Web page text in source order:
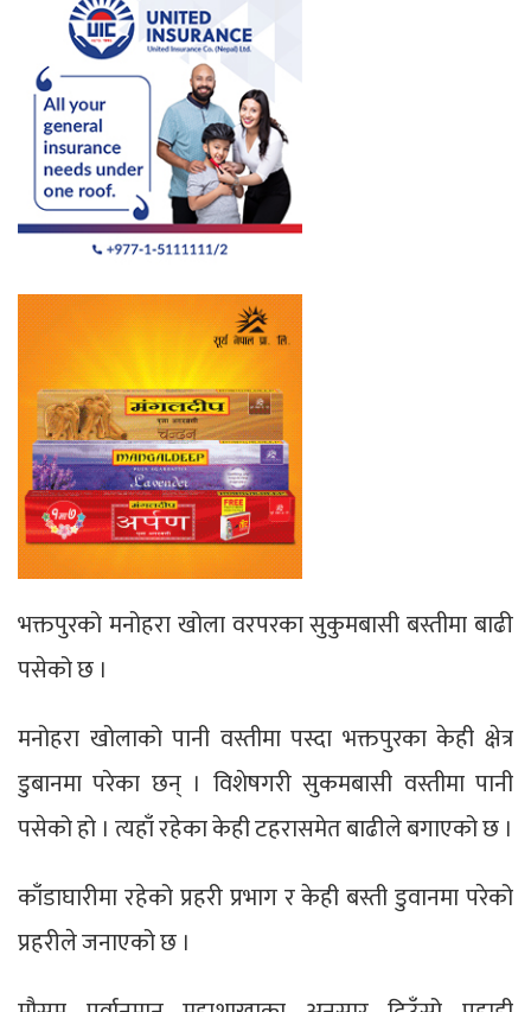
भक्तपुरको मनोहरा खोला वरपरका सुकुमबासी बस्तीमा बाढी
पसेको छ ।
मनोहरा खोलाको पानी वस्तीमा पस्दा भक्तपुरका केही क्षेत्र
डुबानमा परेका छन् । विशेषगरी सुकमबासी वस्तीमा पानी
पसेको हो । त्यहाँ रहेका केही टहरासमेत बाढीले बगाएको छ ।
काँडाघारीमा रहेको प्रहरी प्रभाग र केही बस्ती डुवानमा परेको
प्रहरीले जनाएको छ ।